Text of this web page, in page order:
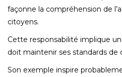
façonne la compréhension de
citoyens.
Cette responsabilité implique
doit maintenir ses standards de
Son exemple inspire